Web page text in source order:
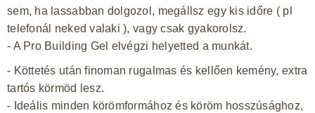
sem, ha lassabban dolgozol, megállsz egy kis időre ( pl
telefonál neked valaki ), vagy csak gyakorolsz.
- A Pro Building Gel elvégzi helyetted a munkát.
- Köttetés után finoman rugalmas és kellően kemény, extra
tartós körmöd lesz.
- Ideális minden körömformához és köröm hosszúsághoz,